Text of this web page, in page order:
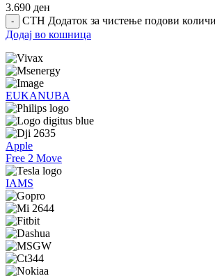
3.690 ден
СТН Додаток за чистење подови
Додај во кошница
EUKANUBA
Apple
Free 2 Move
IAMS